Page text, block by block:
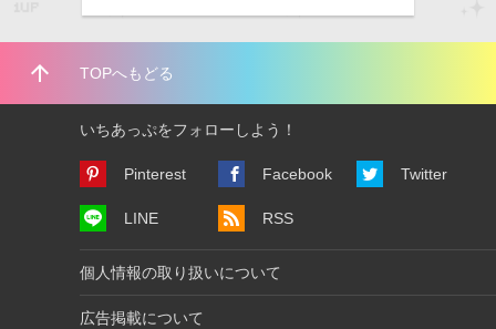
arrow_upward TOPへもどる
いちあっぷをフォローしよう！
Pinterest Facebook Twitter
LINE RSS
個人情報の取り扱いについて
広告掲載について